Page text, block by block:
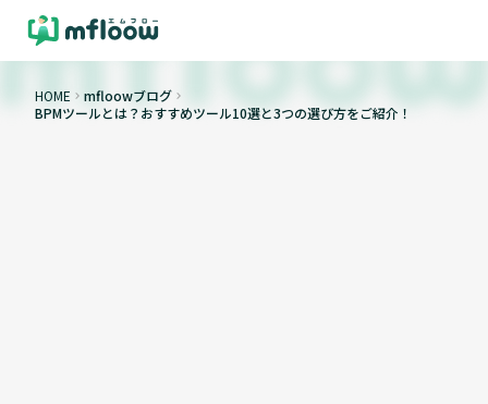
HOME keyboard_arrow_right mfloowブログ keyboard_arrow_right
BPMツールとは？おすすめツール10選と3つの選び方をご紹介！